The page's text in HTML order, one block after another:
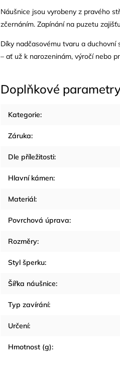
Náušnice jsou vyrobeny z pravého
zčernáním. Zapínání na puzetu
Díky nadčasovému tvaru a
– ať už k narozeninám, výročí nebo
Doplňkové
Kategorie:
Záruka:
Dle příležitosti:
Hlavní kámen:
Materiál:
Povrchová úprava:
Rozměry:
Styl šperku:
Šířka náušnice:
Typ zavírání:
Určení:
Hmotnost (g):